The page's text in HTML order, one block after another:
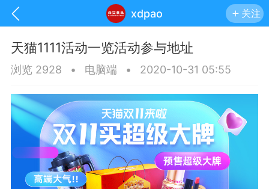
xdpao 关注
天猫1111活动一览活动参与地址
浏览 2928 • 电脑端 • 2020-10-31 05:55